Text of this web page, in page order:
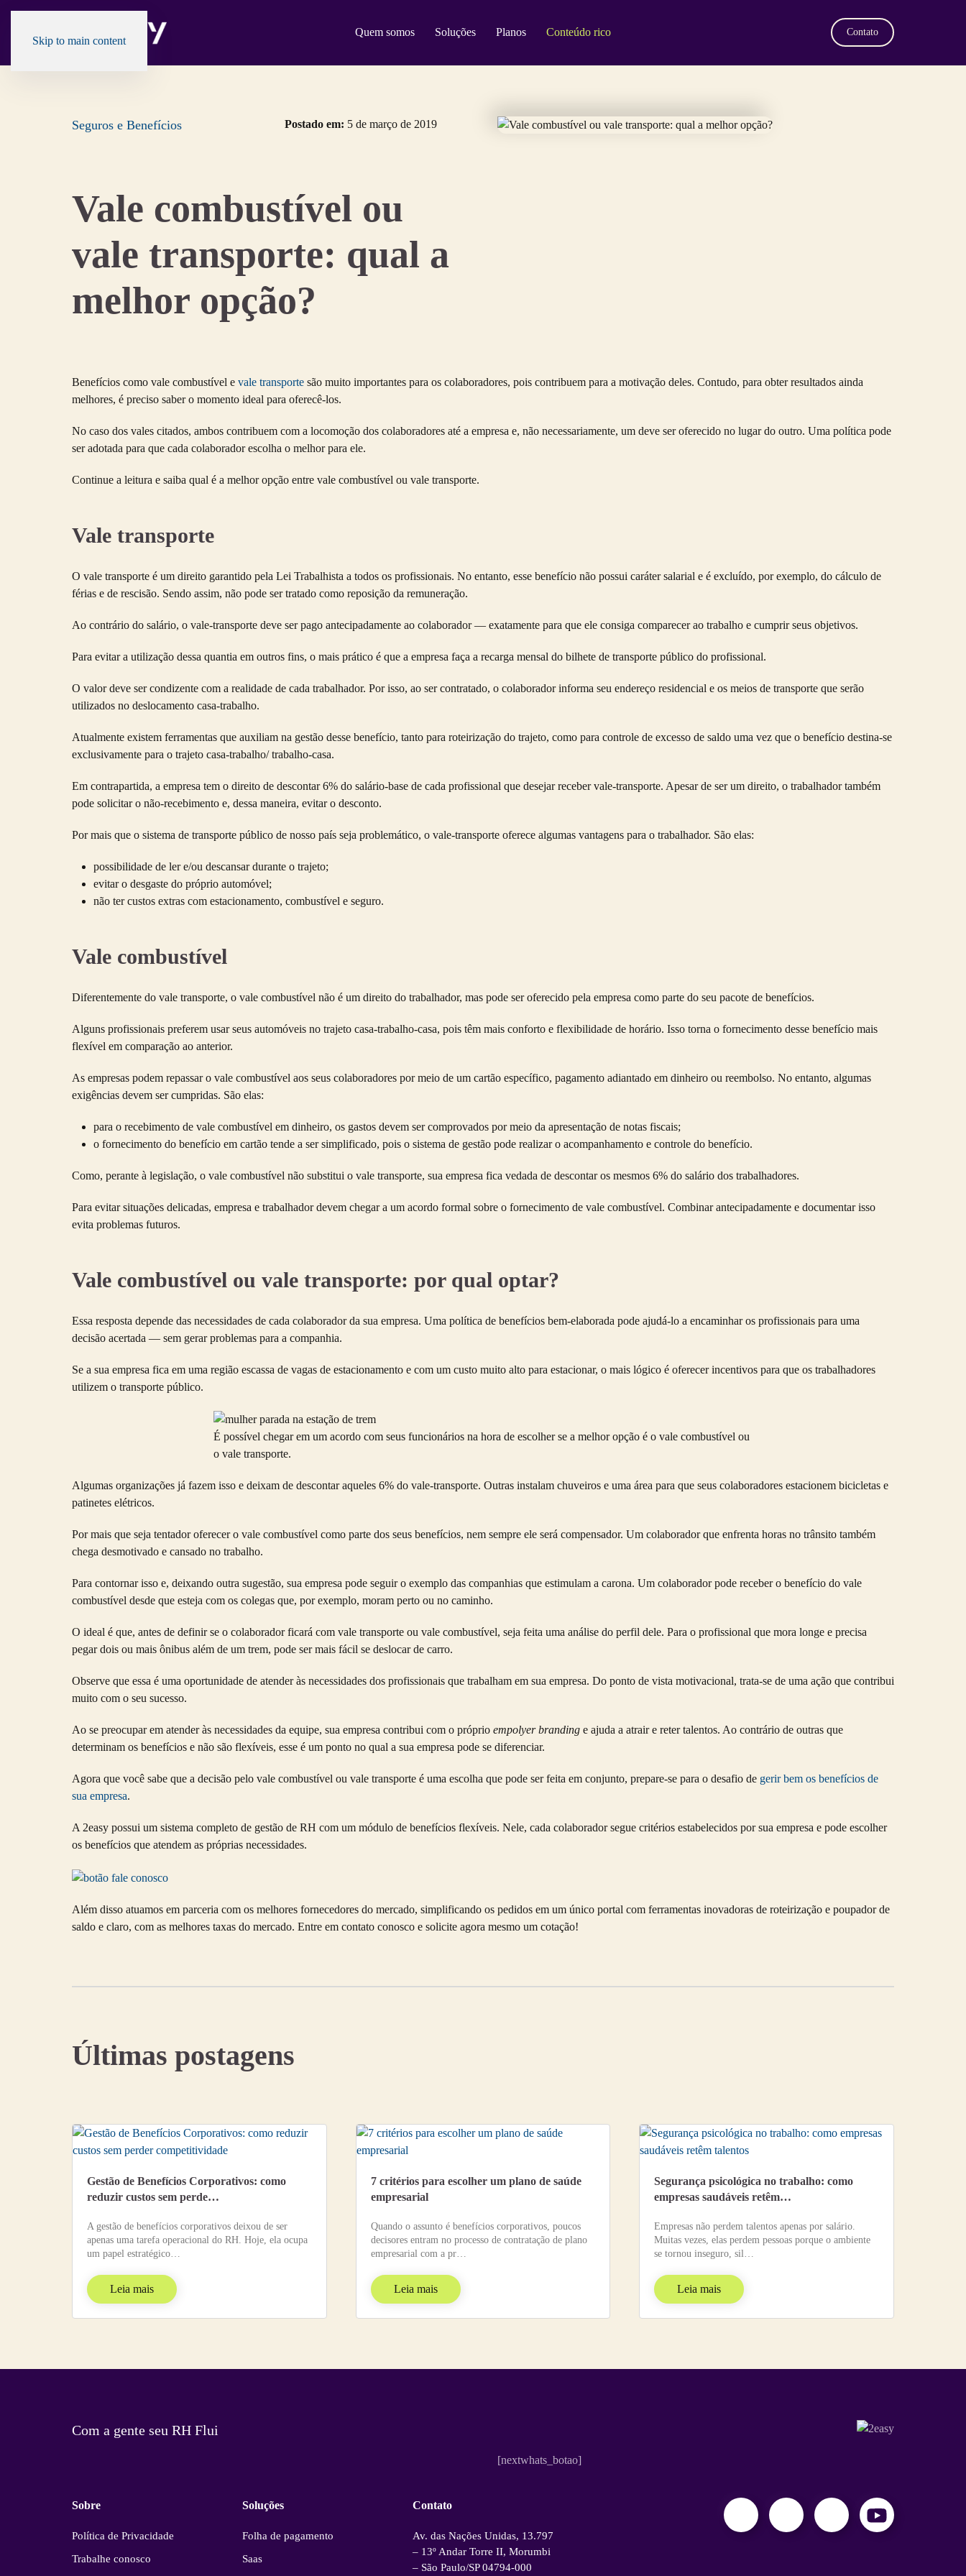
Skip to main content
Quem somos Soluções Planos Conteúdo rico Contato
Seguros e Benefícios Postado em: 5 de março de 2019
Vale combustível ou
vale transporte: qual a
melhor opção?
Benefícios como vale combustível e vale transporte são muito importantes para os colaboradores, pois contribuem para a motivação deles. Contudo, para obter resultados ainda
melhores, é preciso saber o momento ideal para oferecê-los.
No caso dos vales citados, ambos contribuem com a locomoção dos colaboradores até a empresa e, não necessariamente, um deve ser oferecido no lugar do outro. Uma política pode
ser adotada para que cada colaborador escolha o melhor para ele.
Continue a leitura e saiba qual é a melhor opção entre vale combustível ou vale transporte.
Vale transporte
O vale transporte é um direito garantido pela Lei Trabalhista a todos os profissionais. No entanto, esse benefício não possui caráter salarial e é excluído, por exemplo, do cálculo de
férias e de rescisão. Sendo assim, não pode ser tratado como reposição da remuneração.
Ao contrário do salário, o vale-transporte deve ser pago antecipadamente ao colaborador — exatamente para que ele consiga comparecer ao trabalho e cumprir seus objetivos.
Para evitar a utilização dessa quantia em outros fins, o mais prático é que a empresa faça a recarga mensal do bilhete de transporte público do profissional.
O valor deve ser condizente com a realidade de cada trabalhador. Por isso, ao ser contratado, o colaborador informa seu endereço residencial e os meios de transporte que serão
utilizados no deslocamento casa-trabalho.
Atualmente existem ferramentas que auxiliam na gestão desse benefício, tanto para roteirização do trajeto, como para controle de excesso de saldo uma vez que o benefício destina-se
exclusivamente para o trajeto casa-trabalho/ trabalho-casa.
Em contrapartida, a empresa tem o direito de descontar 6% do salário-base de cada profissional que desejar receber vale-transporte. Apesar de ser um direito, o trabalhador também
pode solicitar o não-recebimento e, dessa maneira, evitar o desconto.
Por mais que o sistema de transporte público de nosso país seja problemático, o vale-transporte oferece algumas vantagens para o trabalhador. São elas:
possibilidade de ler e/ou descansar durante o trajeto;
evitar o desgaste do próprio automóvel;
não ter custos extras com estacionamento, combustível e seguro.
Vale combustível
Diferentemente do vale transporte, o vale combustível não é um direito do trabalhador, mas pode ser oferecido pela empresa como parte do seu pacote de benefícios.
Alguns profissionais preferem usar seus automóveis no trajeto casa-trabalho-casa, pois têm mais conforto e flexibilidade de horário. Isso torna o fornecimento desse benefício mais
flexível em comparação ao anterior.
As empresas podem repassar o vale combustível aos seus colaboradores por meio de um cartão específico, pagamento adiantado em dinheiro ou reembolso. No entanto, algumas
exigências devem ser cumpridas. São elas:
para o recebimento de vale combustível em dinheiro, os gastos devem ser comprovados por meio da apresentação de notas fiscais;
o fornecimento do benefício em cartão tende a ser simplificado, pois o sistema de gestão pode realizar o acompanhamento e controle do benefício.
Como, perante à legislação, o vale combustível não substitui o vale transporte, sua empresa fica vedada de descontar os mesmos 6% do salário dos trabalhadores.
Para evitar situações delicadas, empresa e trabalhador devem chegar a um acordo formal sobre o fornecimento de vale combustível. Combinar antecipadamente e documentar isso
evita problemas futuros.
Vale combustível ou vale transporte: por qual optar?
Essa resposta depende das necessidades de cada colaborador da sua empresa. Uma política de benefícios bem-elaborada pode ajudá-lo a encaminhar os profissionais para uma
decisão acertada — sem gerar problemas para a companhia.
Se a sua empresa fica em uma região escassa de vagas de estacionamento e com um custo muito alto para estacionar, o mais lógico é oferecer incentivos para que os trabalhadores
utilizem o transporte público.
É possível chegar em um acordo com seus funcionários na hora de escolher se a melhor opção é o vale combustível ou
o vale transporte.
Algumas organizações já fazem isso e deixam de descontar aqueles 6% do vale-transporte. Outras instalam chuveiros e uma área para que seus colaboradores estacionem bicicletas e
patinetes elétricos.
Por mais que seja tentador oferecer o vale combustível como parte dos seus benefícios, nem sempre ele será compensador. Um colaborador que enfrenta horas no trânsito também
chega desmotivado e cansado no trabalho.
Para contornar isso e, deixando outra sugestão, sua empresa pode seguir o exemplo das companhias que estimulam a carona. Um colaborador pode receber o benefício do vale
combustível desde que esteja com os colegas que, por exemplo, moram perto ou no caminho.
O ideal é que, antes de definir se o colaborador ficará com vale transporte ou vale combustível, seja feita uma análise do perfil dele. Para o profissional que mora longe e precisa
pegar dois ou mais ônibus além de um trem, pode ser mais fácil se deslocar de carro.
Observe que essa é uma oportunidade de atender às necessidades dos profissionais que trabalham em sua empresa. Do ponto de vista motivacional, trata-se de uma ação que contribui
muito com o seu sucesso.
Ao se preocupar em atender às necessidades da equipe, sua empresa contribui com o próprio empolyer branding e ajuda a atrair e reter talentos. Ao contrário de outras que
determinam os benefícios e não são flexíveis, esse é um ponto no qual a sua empresa pode se diferenciar.
Agora que você sabe que a decisão pelo vale combustível ou vale transporte é uma escolha que pode ser feita em conjunto, prepare-se para o desafio de gerir bem os benefícios de
sua empresa.
A 2easy possui um sistema completo de gestão de RH com um módulo de benefícios flexíveis. Nele, cada colaborador segue critérios estabelecidos por sua empresa e pode escolher
os benefícios que atendem as próprias necessidades.
Além disso atuamos em parceria com os melhores fornecedores do mercado, simplificando os pedidos em um único portal com ferramentas inovadoras de roteirização e poupador de
saldo e claro, com as melhores taxas do mercado. Entre em contato conosco e solicite agora mesmo um cotação!
Últimas postagens
Gestão de Benefícios Corporativos: como
reduzir custos sem perde…
A gestão de benefícios corporativos deixou de ser
apenas uma tarefa operacional do RH. Hoje, ela ocupa
um papel estratégico…
Leia mais
7 critérios para escolher um plano de saúde
empresarial
Quando o assunto é benefícios corporativos, poucos
decisores entram no processo de contratação de plano
empresarial com a pr…
Leia mais
Segurança psicológica no trabalho: como
empresas saudáveis retêm…
Empresas não perdem talentos apenas por salário.
Muitas vezes, elas perdem pessoas porque o ambiente
se tornou inseguro, sil…
Leia mais
Com a gente seu RH Flui
[nextwhats_botao]
Sobre
Política de Privacidade
Trabalhe conosco
Soluções
Folha de pagamento
Saas
Contato
Av. das Nações Unidas, 13.797
– 13º Andar Torre II, Morumbi
– São Paulo/SP 04794-000